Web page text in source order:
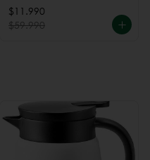
cafeteria
$11.990
$59.990